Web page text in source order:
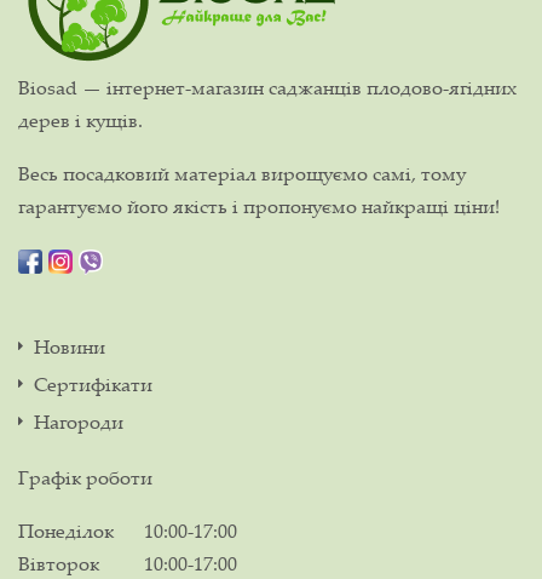
Biosad — інтернет-магазин саджанців плодово-ягідних
дерев і кущів.
Весь посадковий матеріал вирощуємо самі, тому
гарантуємо його якість і пропонуємо найкращі ціни!
Новини
Сертифікати
Нагороди
Графік роботи
Понеділок
10:00-17:00
Вівторок
10:00-17:00